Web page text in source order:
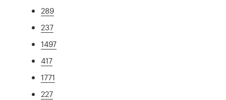
289
237
1497
417
1771
227